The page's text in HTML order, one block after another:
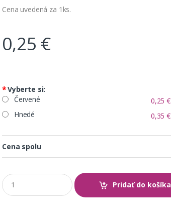
Cena uvedená za 1ks.
0,25 €
*Vyberte si:
Červené
0,25 €
Hnedé
0,35 €
Cena spolu
Q
u
a
Pridať do košíka